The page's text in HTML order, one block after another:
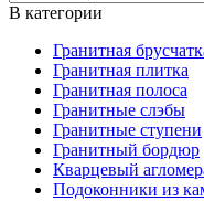
В категории
Гранитная
Гранитная плитка
Гранитная полоса
Гранитные слэбы
Гранитные ступени
Гранитный бордюр
Кварцевый
Подоконники из